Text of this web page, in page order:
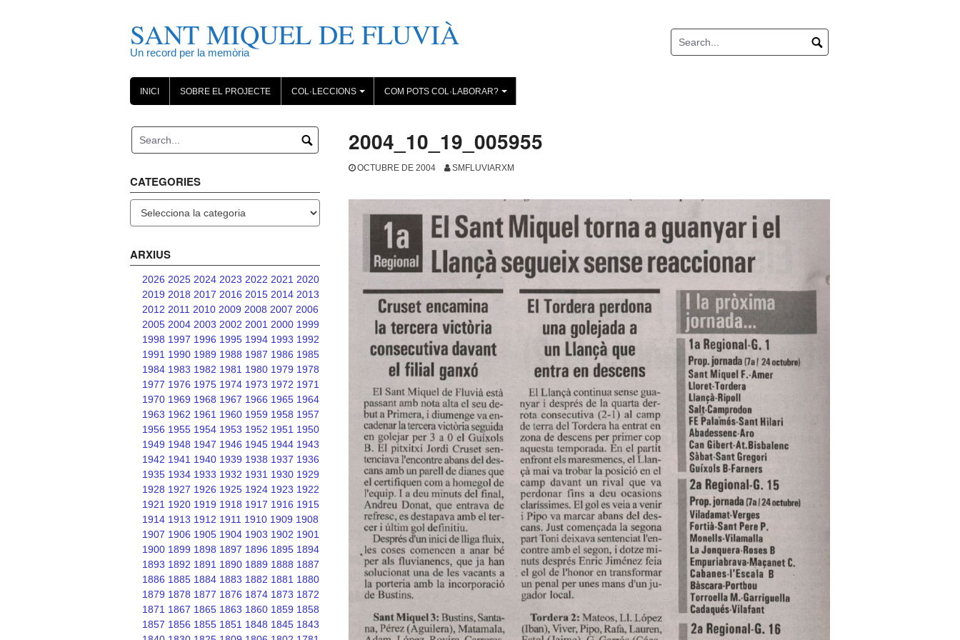
SANT MIQUEL DE FLUVIÀ
Un record per la memòria
INICI SOBRE EL PROJECTE
+
COL·LECCIONS
+
COM POTS COL·LABORAR?
2004_10_19_005955
OCTUBRE DE 2004 SMFLUVIARXM
CATEGORIES
ARXIUS
2026 2025 2024 2023 2022 2021 2020
2019 2018 2017 2016 2015 2014 2013
2012 2011 2010 2009 2008 2007 2006
2005 2004 2003 2002 2001 2000 1999
1998 1997 1996 1995 1994 1993 1992
1991 1990 1989 1988 1987 1986 1985
1984 1983 1982 1981 1980 1979 1978
1977 1976 1975 1974 1973 1972 1971
1970 1969 1968 1967 1966 1965 1964
1963 1962 1961 1960 1959 1958 1957
1956 1955 1954 1953 1952 1951 1950
1949 1948 1947 1946 1945 1944 1943
1942 1941 1940 1939 1938 1937 1936
1935 1934 1933 1932 1931 1930 1929
1928 1927 1926 1925 1924 1923 1922
1921 1920 1919 1918 1917 1916 1915
1914 1913 1912 1911 1910 1909 1908
1907 1906 1905 1904 1903 1902 1901
1900 1899 1898 1897 1896 1895 1894
1893 1892 1891 1890 1889 1888 1887
1886 1885 1884 1883 1882 1881 1880
1879 1878 1877 1876 1874 1873 1872
1871 1867 1865 1863 1860 1859 1858
1857 1856 1855 1851 1848 1845 1843